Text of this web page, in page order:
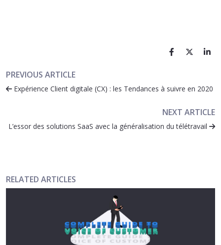
PREVIOUS ARTICLE
Expérience Client digitale (CX) : les Tendances à suivre en 2020
NEXT ARTICLE
L’essor des solutions SaaS avec la généralisation du télétravail
RELATED ARTICLES